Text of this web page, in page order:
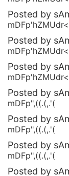
Posted by
Posted by
Posted by
Posted by
mDFp",((.(,.'(
Posted by
mDFp",((.(,.'(
Posted by
mDFp",((.(,.'(
Posted by